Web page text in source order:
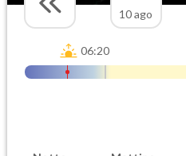
10 ago
06:20